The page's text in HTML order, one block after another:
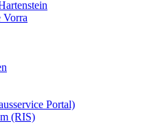
Vorra
Portal)
(RIS)